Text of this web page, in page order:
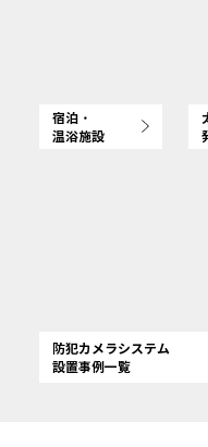
宿泊・
温浴施設
防犯カメラシステム
設置事例一覧